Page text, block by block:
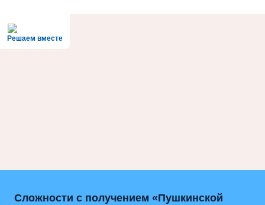
Решаем вместе
Сложности с получением «Пушкинской